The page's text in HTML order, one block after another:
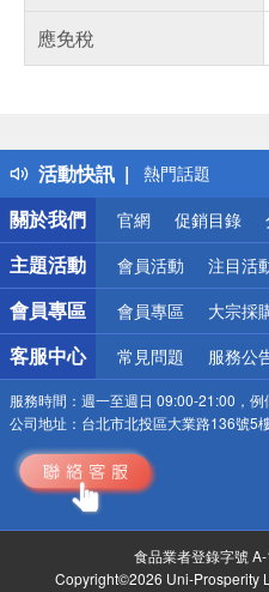
應免稅
活動快訊
得獎公告
熱門話題
銀行優惠
偏遠地區配送
詐騙網頁！請小
關於我們
官網 促銷目錄
主題活動 會員活動 注目活
會員專區 會員專區 大宗採
客服中心 常見問題 服務公
服務時間： 週一至週日 09:00-21:00，例
公司地址： 台北市北投區大業路136號5
食品業者登錄字號
Copyright©2026 Uni-Prosperity